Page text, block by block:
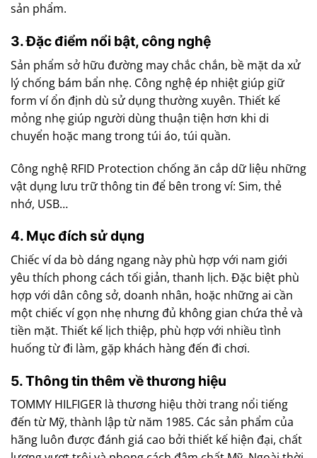
sản phẩm.
3. Đặc điểm nổi bật, công nghệ
Sản phẩm sở hữu đường may chắc chắn, bề mặt da xử
lý chống bám bẩn nhẹ. Công nghệ ép nhiệt giúp giữ
form ví ổn định dù sử dụng thường xuyên. Thiết kế
mỏng nhẹ giúp người dùng thuận tiện hơn khi di
chuyển hoặc mang trong túi áo, túi quần.
Công nghệ RFID Protection chống ăn cắp dữ liệu những
vật dụng lưu trữ thông tin để bên trong ví: Sim, thẻ
nhớ, USB…
4. Mục đích sử dụng
Chiếc ví da bò dáng ngang này phù hợp với nam giới
yêu thích phong cách tối giản, thanh lịch. Đặc biệt phù
hợp với dân công sở, doanh nhân, hoặc những ai cần
một chiếc ví gọn nhẹ nhưng đủ không gian chứa thẻ và
tiền mặt. Thiết kế lịch thiệp, phù hợp với nhiều tình
huống từ đi làm, gặp khách hàng đến đi chơi.
5. Thông tin thêm về thương hiệu
TOMMY HILFIGER là thương hiệu thời trang nổi tiếng
đến từ Mỹ, thành lập từ năm 1985. Các sản phẩm của
hãng luôn được đánh giá cao bởi thiết kế hiện đại, chất